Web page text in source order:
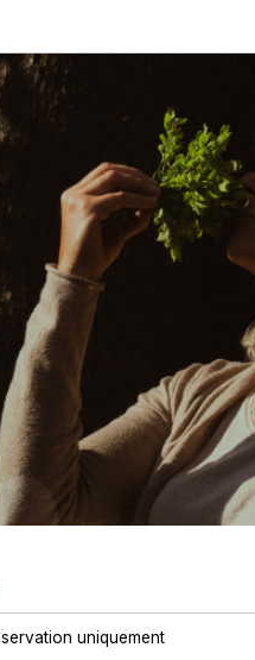
uniquement